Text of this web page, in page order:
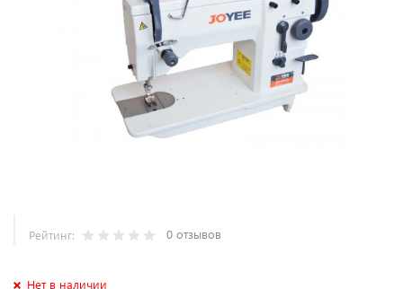
Рейтинг: 0 отзывов
Нет в наличии